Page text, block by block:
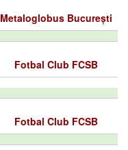
Metaloglobus București
Fotbal Club FCSB
Fotbal Club FCSB